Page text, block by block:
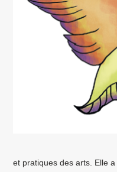
et pratiques des arts. Elle